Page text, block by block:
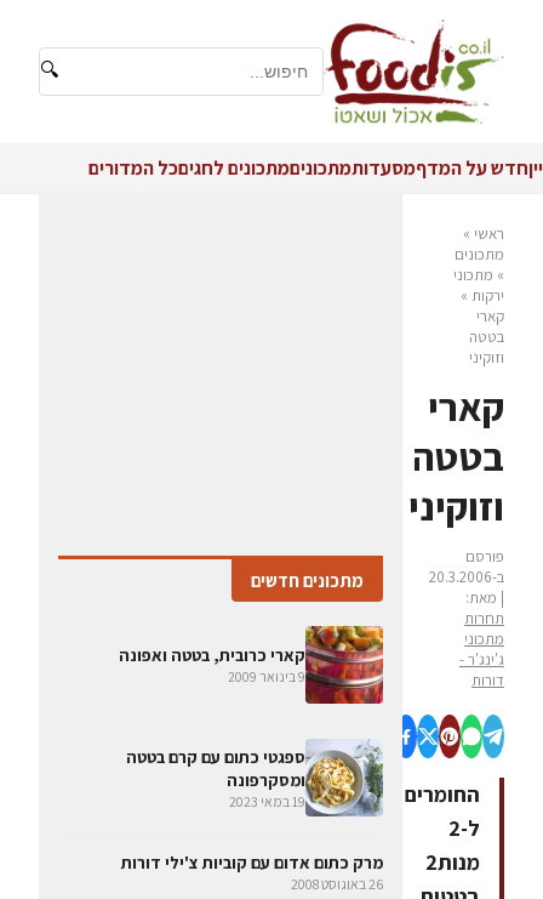
🔍
ייןחדש על המדףמסעדותמתכוניםמתכונים לחגיםכל המדורים
ראשי »
מתכונים
» מתכוני
ירקות »
קארי
בטטה
וזוקיני
קארי
בטטה
וזוקיני
פורסם
ב-20.3.2006
| מאת:
תחרות
מתכוני
ג'ינג'ר -
דורות
החומרים
ל-2
מנות2
מתכונים חדשים
קארי כרובית, בטטה ואפונה
9 בינואר 2009
ספגטי כתום עם קרם בטטה
ומסקרפונה
19 במאי 2023
מרק כתום אדום עם קוביות צ'ילי דורות
26 באוגוסט 2008